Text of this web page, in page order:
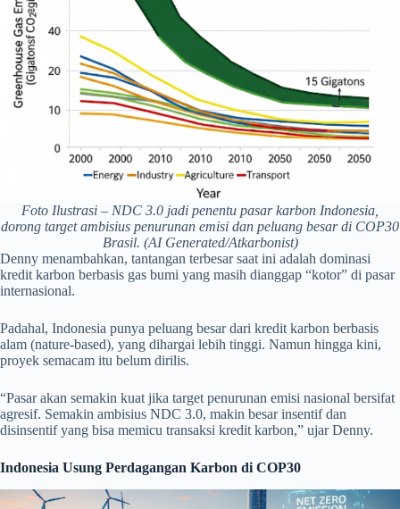
Foto Ilustrasi – NDC 3.0 jadi penentu pasar karbon Indonesia,
dorong target ambisius penurunan emisi dan peluang besar di COP30
Brasil. (AI Generated/Atkarbonist)
Denny menambahkan, tantangan terbesar saat ini adalah dominasi
kredit karbon berbasis gas bumi yang masih dianggap “kotor” di pasar
internasional.
Padahal, Indonesia punya peluang besar dari kredit karbon berbasis
alam (nature-based), yang dihargai lebih tinggi. Namun hingga kini,
proyek semacam itu belum dirilis.
“Pasar akan semakin kuat jika target penurunan emisi nasional bersifat
agresif. Semakin ambisius NDC 3.0, makin besar insentif dan
disinsentif yang bisa memicu transaksi kredit karbon,” ujar Denny.
Indonesia Usung Perdagangan Karbon di COP30